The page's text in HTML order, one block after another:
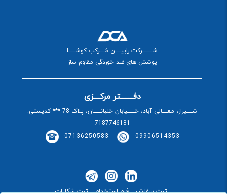
شــــــــــرکت رابیــــــن مُـــــرکب کوشـــــــا
پوشش های ضد خوردگی مقاوم ساز
دفــــــــتر مرکــــزی
شـــــیراز، معـــــالی آباد، خـــــــیابان خلبانـــــــان، پلاک 78 *** کدپستی:
7187746181
07136250583
09906514353
ثبت شکایات فرم استخدام ثبت سفارش